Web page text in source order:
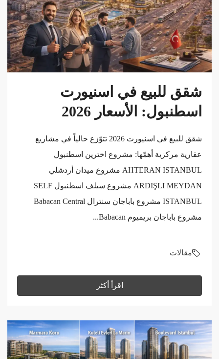
شقق للبيع في اسنيورت
اسطنبول: الأسعار 2026
شقق للبيع في اسنيورت 2026 تتوّزع حالياً في مشاريع
عقارية مركزية أهمّها: مشروع اخترين اسطنبول
AHTERAN ISTANBUL مشروع ميدان أردشلي
ARDIŞLI MEYDAN مشروع سيلف اسطنبول SELF
ISTANBUL مشروع باباجان سنترال Babacan Central
مشروع باباجان بريميوم Babacan...
مقالات
اقرأ أكثر